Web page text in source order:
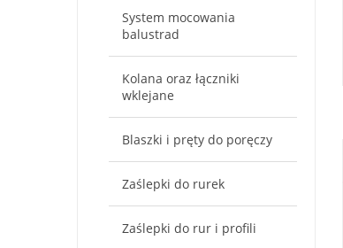
System mocowania
balustrad
Kolana oraz łączniki
wklejane
Blaszki i pręty do poręczy
Zaślepki do rurek
Zaślepki do rur i profili